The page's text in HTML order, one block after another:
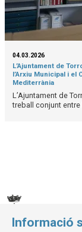
04.03.2026
L’Ajuntament de
l’Arxiu Municipal i el
Mediterrània
L’Ajuntament de
treball conjunt entre
Informació